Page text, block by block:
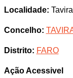
Localidade: Tavira
Concelho:
Distrito: FARO
Ação Acessivel